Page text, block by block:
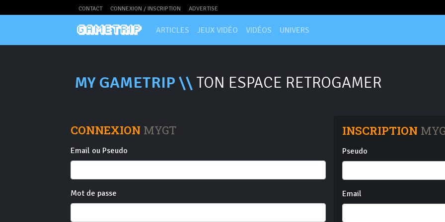
CONTACT CONNEXION / INSCRIPTION ADVERTISE
ARTICLES JEUX VIDÉO VIDÉOS UNIVERS
MY GAMETRIP \\ TON ESPACE RETROGAMER
CONNEXION MYGT
Email ou Pseudo
Mot de passe
INSCRIPTION
Pseudo
Email